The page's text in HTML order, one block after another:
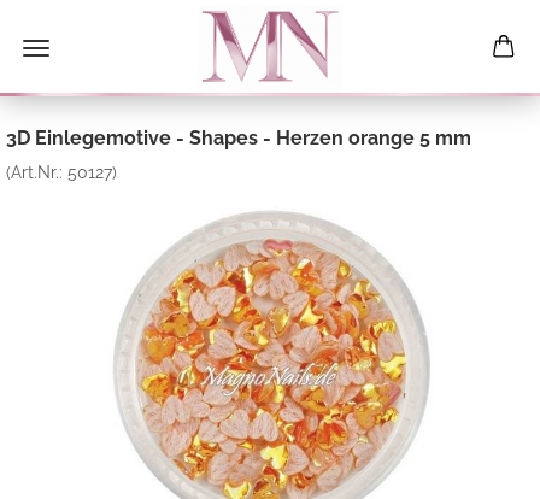
3D Einlegemotive - Shapes - Herzen orange 5 mm
(Art.Nr.: 50127)